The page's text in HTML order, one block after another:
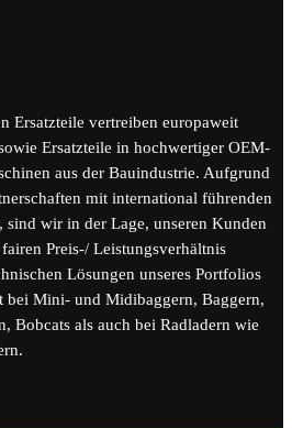
Ersatzteile vertreiben europaweit
Ersatzteile in hochwertiger OEM-
aus der Bauindustrie. Aufgrund
mit international führenden
sind wir in der Lage, unseren Kunden
Preis-/ Leistungsverhältnis
Lösungen unseres Portfolios
bei Mini- und Midibaggern, Baggern,
Bobcats als auch bei Radladern wie